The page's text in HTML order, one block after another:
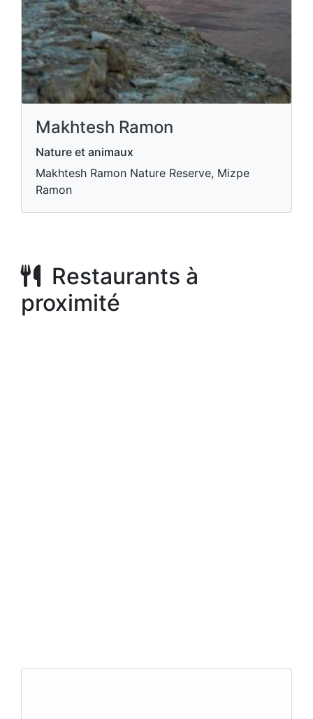
Makhtesh Ramon
Nature et animaux
Makhtesh Ramon Nature Reserve, Mizpe
Ramon
Restaurants à
proximité